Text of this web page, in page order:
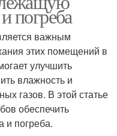
погреба
важным
этих помещений в
улучшить
влажность и
газов. В этой статье
обеспечить
и погреба.